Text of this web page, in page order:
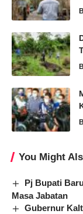
You Might
Pj Bupati
Masa Jabatan
Gubernur